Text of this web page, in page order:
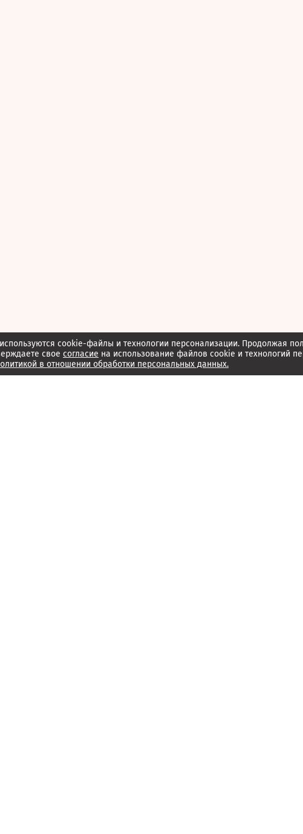
cookie-файлы и технологии персонализации. Продолжая
свое согласие на использование файлов cookie и технологий
в отношении обработки персональных данных.